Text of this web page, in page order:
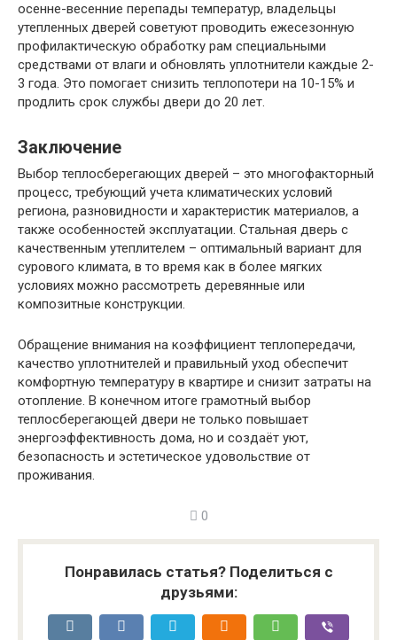
осенне-весенние перепады температур, владельцы
утепленных дверей советуют проводить ежесезонную
профилактическую обработку рам специальными
средствами от влаги и обновлять уплотнители каждые 2-
3 года. Это помогает снизить теплопотери на 10-15% и
продлить срок службы двери до 20 лет.
Заключение
Выбор теплосберегающих дверей – это многофакторный
процесс, требующий учета климатических условий
региона, разновидности и характеристик материалов, а
также особенностей эксплуатации. Стальная дверь с
качественным утеплителем – оптимальный вариант для
сурового климата, в то время как в более мягких
условиях можно рассмотреть деревянные или
композитные конструкции.
Обращение внимания на коэффициент теплопередачи,
качество уплотнителей и правильный уход обеспечит
комфортную температуру в квартире и снизит затраты на
отопление. В конечном итоге грамотный выбор
теплосберегающей двери не только повышает
энергоэффективность дома, но и создаёт уют,
безопасность и эстетическое удовольствие от
проживания.
0
Понравилась статья? Поделиться с
друзьями: